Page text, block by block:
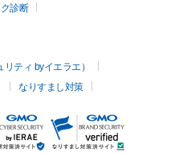
診断
ティ byイエラエ）
なりすまし対策